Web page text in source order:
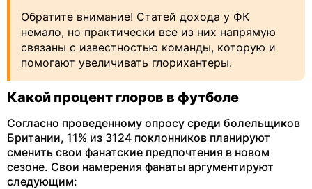
Обратите внимание! Статей дохода у ФК
немало, но практически все из них напрямую
связаны с известностью команды, которую и
помогают увеличивать глорихантеры.
Какой процент глоров в футболе
Согласно проведенному опросу среди болельщиков
Британии, 11% из 3124 поклонников планируют
сменить свои фанатские предпочтения в новом
сезоне. Свои намерения фанаты аргументируют
следующим: